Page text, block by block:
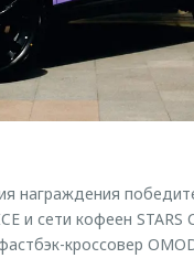
награждения
сети кофеен STARS
кроссовер